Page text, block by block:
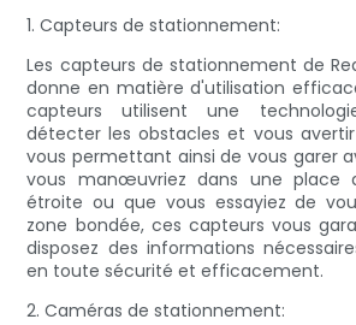
1. Capteurs de stationnement:
Les capteurs de stationnement de
donne en matière d'utilisation
capteurs utilisent une
détecter les obstacles et vous
vous permettant ainsi de vous garer
vous manœuvriez dans une place
étroite ou que vous essayiez de
zone bondée, ces capteurs vous
disposez des informations
en toute sécurité et efficacement.
2. Caméras de stationnement: